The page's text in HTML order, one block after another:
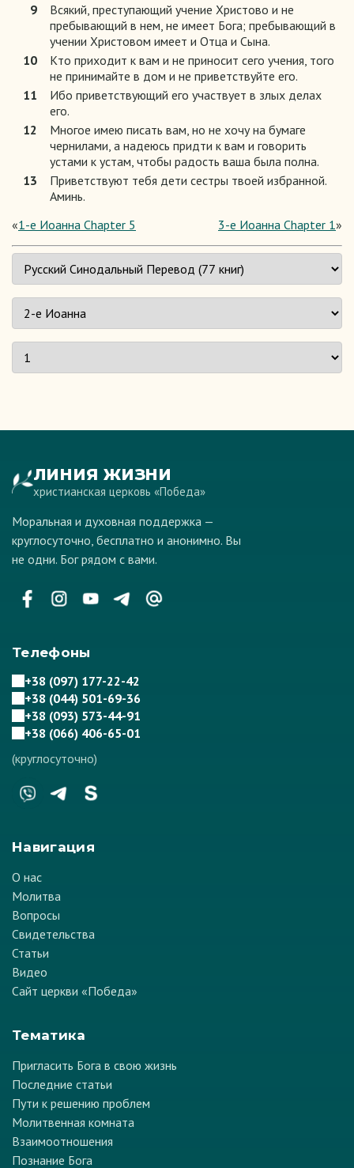
9
Всякий, преступающий учение Христово и не
пребывающий в нем, не имеет Бога; пребывающий в
учении Христовом имеет и Отца и Сына.
10
Кто приходит к вам и не приносит сего учения, того
не принимайте в дом и не приветствуйте его.
11
Ибо приветствующий его участвует в злых делах
его.
12
Многое имею писать вам, но не хочу на бумаге
чернилами, а надеюсь придти к вам и говорить
устами к устам, чтобы радость ваша была полна.
13
Приветствуют тебя дети сестры твоей избранной.
Аминь.
«1-е Иоанна Chapter 5 3-е Иоанна Chapter 1»
ЛИНИЯ ЖИЗНИ
христианская церковь «Победа»
Моральная и духовная поддержка —
круглосуточно, бесплатно и анонимно. Вы
не одни. Бог рядом с вами.
Телефоны
+38 (097) 177-22-42
+38 (044) 501-69-36
+38 (093) 573-44-91
+38 (066) 406-65-01
(круглосуточно)
Навигация
О нас
Молитва
Вопросы
Свидетельства
Статьи
Видео
Сайт церкви «Победа»
Тематика
Пригласить Бога в свою жизнь
Последние статьи
Пути к решению проблем
Молитвенная комната
Взаимоотношения
Познание Бога